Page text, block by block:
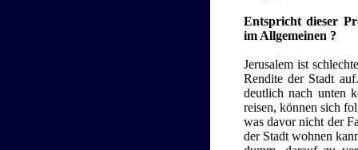
Entspricht dieser
im Allgemeinen ?
Jerusalem ist
Rendite der Stadt
deutlich nach unten
reisen, können sich
was davor nicht der
der Stadt wohnen